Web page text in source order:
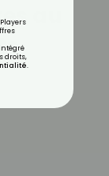
au
droits,
.